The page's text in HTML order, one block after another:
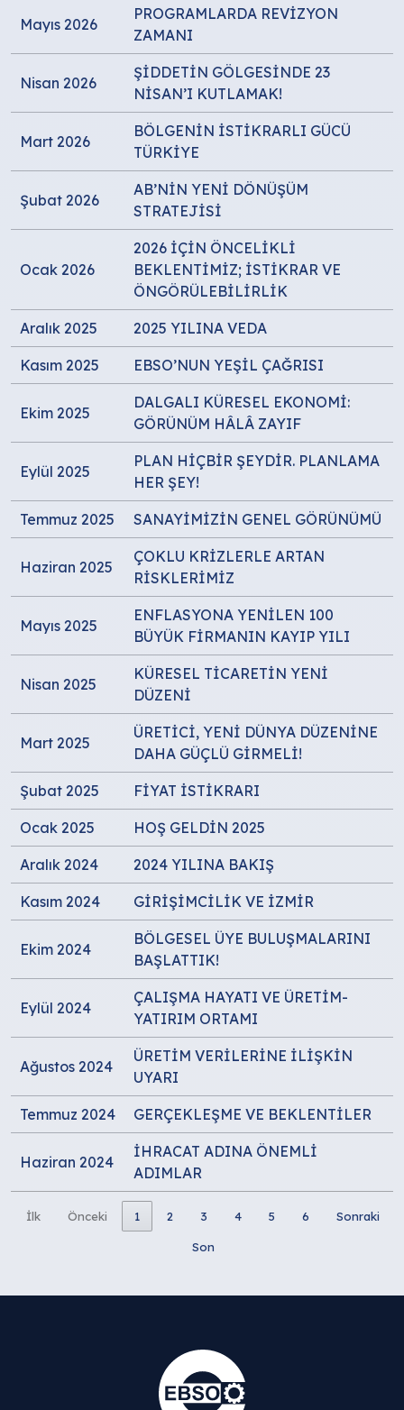
Mayıs 2026
PROGRAMLARDA REVİZYON
ZAMANI
Nisan 2026
ŞİDDETİN GÖLGESİNDE 23
NİSAN’I KUTLAMAK!
Mart 2026
BÖLGENİN İSTİKRARLI GÜCÜ
TÜRKİYE
Şubat 2026
AB’NİN YENİ DÖNÜŞÜM
STRATEJİSİ
Ocak 2026
2026 İÇİN ÖNCELİKLİ
BEKLENTİMİZ; İSTİKRAR VE
ÖNGÖRÜLEBİLİRLİK
Aralık 2025 2025 YILINA VEDA
Kasım 2025 EBSO’NUN YEŞİL ÇAĞRISI
Ekim 2025
DALGALI KÜRESEL EKONOMİ:
GÖRÜNÜM HÂLÂ ZAYIF
Eylül 2025
PLAN HİÇBİR ŞEYDİR. PLANLAMA
HER ŞEY!
Temmuz 2025 SANAYİMİZİN GENEL GÖRÜNÜMÜ
Haziran 2025
ÇOKLU KRİZLERLE ARTAN
RİSKLERİMİZ
Mayıs 2025
ENFLASYONA YENİLEN 100
BÜYÜK FİRMANIN KAYIP YILI
Nisan 2025
KÜRESEL TİCARETİN YENİ
DÜZENİ
Mart 2025
ÜRETİCİ, YENİ DÜNYA DÜZENİNE
DAHA GÜÇLÜ GİRMELİ!
Şubat 2025 FİYAT İSTİKRARI
Ocak 2025 HOŞ GELDİN 2025
Aralık 2024 2024 YILINA BAKIŞ
Kasım 2024 GİRİŞİMCİLİK VE İZMİR
Ekim 2024
BÖLGESEL ÜYE BULUŞMALARINI
BAŞLATTIK!
Eylül 2024
ÇALIŞMA HAYATI VE ÜRETİM-
YATIRIM ORTAMI
Ağustos 2024
ÜRETİM VERİLERİNE İLİŞKİN
UYARI
Temmuz 2024 GERÇEKLEŞME VE BEKLENTİLER
Haziran 2024
İHRACAT ADINA ÖNEMLİ
ADIMLAR
İlk Önceki 1 2 3 4 5 6 Sonraki
Son